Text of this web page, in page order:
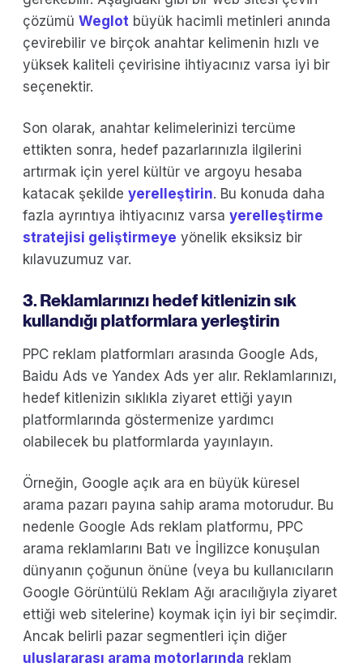
çözümü Weglot büyük hacimli metinleri anında
çevirebilir ve birçok anahtar kelimenin hızlı ve
yüksek kaliteli çevirisine ihtiyacınız varsa iyi bir
seçenektir.
Son olarak, anahtar kelimelerinizi tercüme
ettikten sonra, hedef pazarlarınızla ilgilerini
artırmak için yerel kültür ve argoyu hesaba
katacak şekilde yerelleştirin. Bu konuda daha
fazla ayrıntıya ihtiyacınız varsa yerelleştirme
stratejisi geliştirmeye yönelik eksiksiz bir
kılavuzumuz var.
3. Reklamlarınızı hedef kitlenizin sık
kullandığı platformlara yerleştirin
PPC reklam platformları arasında Google Ads,
Baidu Ads ve Yandex Ads yer alır. Reklamlarınızı,
hedef kitlenizin sıklıkla ziyaret ettiği yayın
platformlarında göstermenize yardımcı
olabilecek bu platformlarda yayınlayın.
Örneğin, Google açık ara en büyük küresel
arama pazarı payına sahip arama motorudur. Bu
nedenle Google Ads reklam platformu, PPC
arama reklamlarını Batı ve İngilizce konuşulan
dünyanın çoğunun önüne (veya bu kullanıcıların
Google Görüntülü Reklam Ağı aracılığıyla ziyaret
ettiği web sitelerine) koymak için iyi bir seçimdir.
Ancak belirli pazar segmentleri için diğer
uluslararası arama motorlarında reklam